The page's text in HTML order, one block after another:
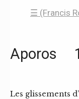
☰ (Francis
Aporos
Les glissements